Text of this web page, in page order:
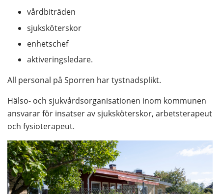
vårdbiträden
sjuksköterskor
enhetschef
aktiveringsledare.
All personal på Sporren har tystnadsplikt.
Hälso- och sjukvårdsorganisationen inom kommunen
ansvarar för insatser av sjuksköterskor, arbetsterapeut
och fysioterapeut.